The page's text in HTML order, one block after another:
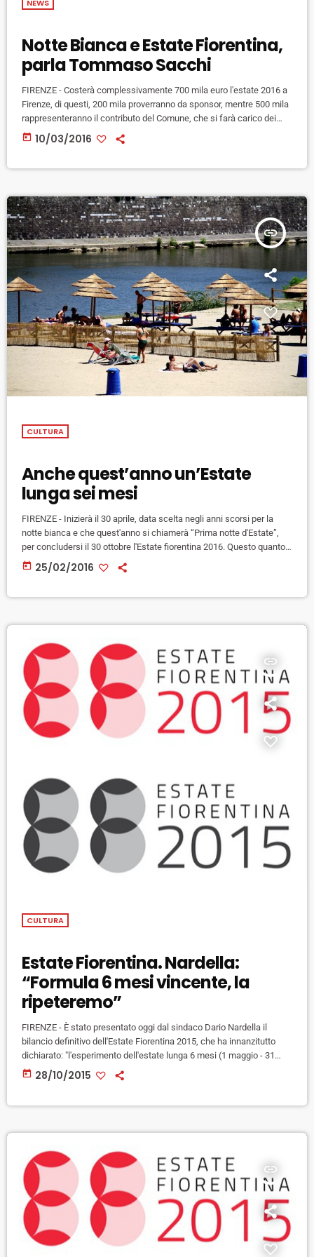
NEWS
Notte Bianca e Estate Fiorentina,
parla Tommaso Sacchi
FIRENZE - Costerà complessivamente 700 mila euro l'estate 2016 a
Firenze, di questi, 200 mila proverranno da sponsor, mentre 500 mila
rappresenteranno il contributo del Comune, che si farà carico dei
grandi progetti, lasciando le altre attività a cura delle associazioni.
Questo quanto dichiarato ai nostri microfoni da Tommaso Sacchi, a
today 10/03/2016
insert_link
CULTURA
Anche quest’anno un’Estate
lunga sei mesi
FIRENZE - Inizierà il 30 aprile, data scelta negli anni scorsi per la
notte bianca e che quest'anno si chiamerà “Prima notte d'Estate”,
per concludersi il 30 ottobre l'Estate fiorentina 2016. Questo quanto
stabilito oggi dalla giunta comunale, che ha confermato anche
l'investimento del Comune di 700 mila euro, 100 mila in più rispetto
today 25/02/2016
insert_link
CULTURA
Estate Fiorentina. Nardella:
“Formula 6 mesi vincente, la
ripeteremo”
FIRENZE - È stato presentato oggi dal sindaco Dario Nardella il
bilancio definitivo dell'Estate Fiorentina 2015, che ha innanzitutto
dichiarato: "l'esperimento dell'estate lunga 6 mesi (1 maggio - 31
ottobre)si è rivelato positivo, lo ripeteremo sicuramente anche nel
2016." "Una estate Fiorentina che si rivela il più grande festival
today 28/10/2015
insert_link